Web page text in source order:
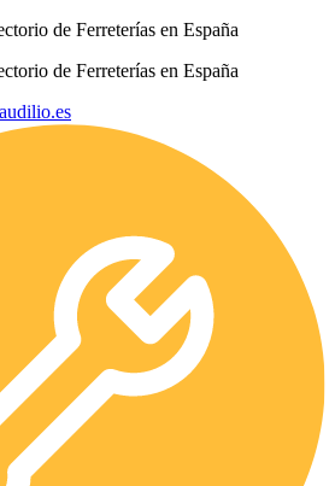
de Ferreterías en España
de Ferreterías en España